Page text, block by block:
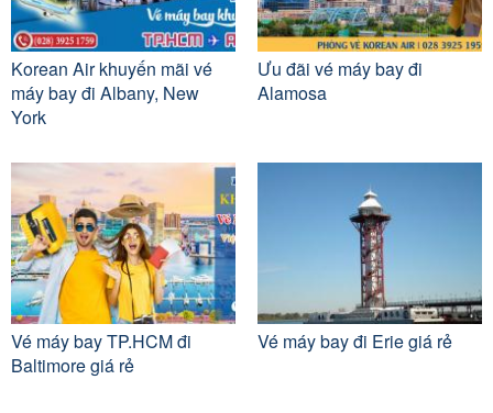
Korean Air khuyến mãi vé
máy bay đi Albany, New
York
Ưu đãi vé máy bay đi
Alamosa
Vé máy bay TP.HCM đi
Baltimore giá rẻ
Vé máy bay đi Erie giá rẻ